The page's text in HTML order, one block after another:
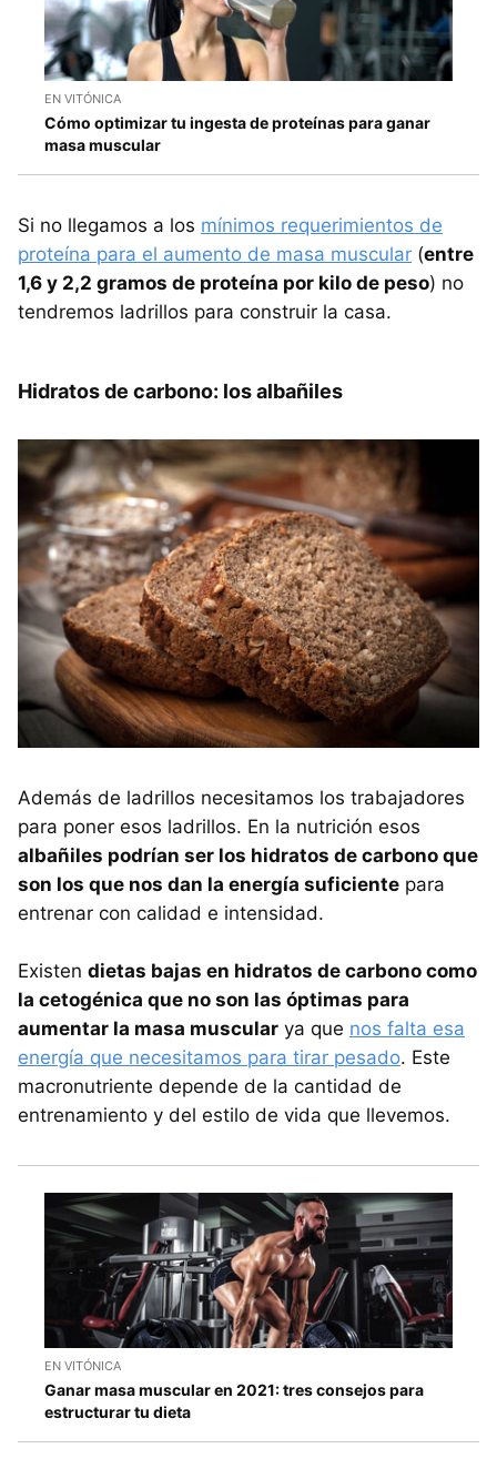
EN VITÓNICA
Cómo optimizar tu ingesta de proteínas para ganar
masa muscular
Si no llegamos a los mínimos requerimientos de
proteína para el aumento de masa muscular (entre
1,6 y 2,2 gramos de proteína por kilo de peso) no
tendremos ladrillos para construir la casa.
Hidratos de carbono: los albañiles
Además de ladrillos necesitamos los trabajadores
para poner esos ladrillos. En la nutrición esos
albañiles podrían ser los hidratos de carbono que
son los que nos dan la energía suficiente para
entrenar con calidad e intensidad.
Existen dietas bajas en hidratos de carbono como
la cetogénica que no son las óptimas para
aumentar la masa muscular ya que nos falta esa
energía que necesitamos para tirar pesado. Este
macronutriente depende de la cantidad de
entrenamiento y del estilo de vida que llevemos.
EN VITÓNICA
Ganar masa muscular en 2021: tres consejos para
estructurar tu dieta